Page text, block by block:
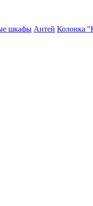
шкафы Антей Колонка